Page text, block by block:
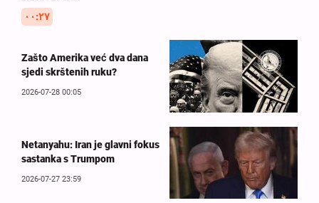
۰۰:۲۷
Zašto Amerika već dva dana
sjedi skrštenih ruku?
2026-07-28 00:05
Netanyahu: Iran je glavni fokus
sastanka s Trumpom
2026-07-27 23:59